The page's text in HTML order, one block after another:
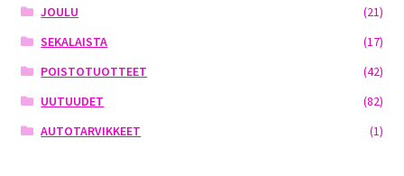
JOULU
(21)
SEKALAISTA
(17)
POISTOTUOTTEET
(42)
UUTUUDET
(82)
AUTOTARVIKKEET
(1)